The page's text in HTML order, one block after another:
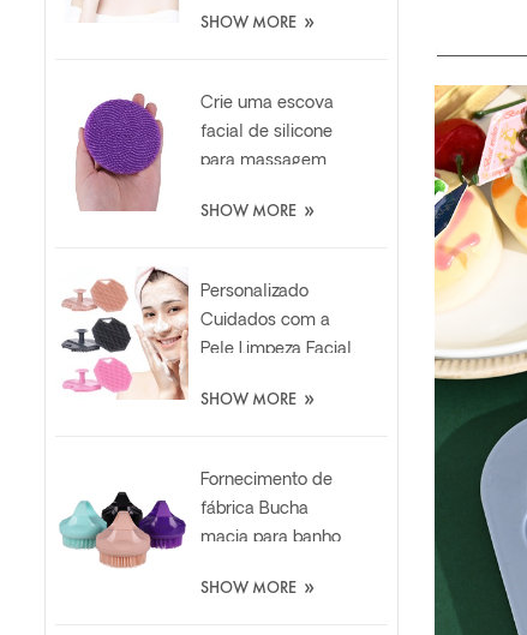
da garra do gato
SHOW MORE »
Crie uma escova
facial de silicone
para massagem
cuidados com a
SHOW MORE »
Personalizado
Cuidados com a
Pele Limpeza Facial
Scrubber Pad
SHOW MORE »
Fornecimento de
fábrica Bucha
macia para banho
Scrubber Brush
SHOW MORE »